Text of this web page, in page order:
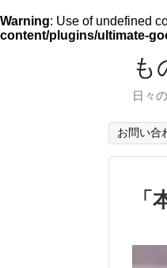
Warning: Use of undefined
content/plugins/ultimate-
も
日々
お問い合
「